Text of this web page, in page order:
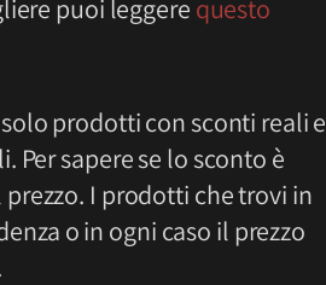
puoi leggere questo
prodotti con sconti reali e
sapere se lo sconto è
I prodotti che trovi in
o in ogni caso il prezzo